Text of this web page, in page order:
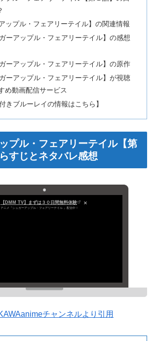
ップル・フェアリーテイル】の関連情報
ガーアップル・フェアリーテイル】の感想
ガーアップル・フェアリーテイル】の原作
ガーアップル・フェアリーテイル】が視聴
め動画配信サービス
付きブルーレイの情報はこちら】
プル・フェアリーテイル【第
すじとネタバレ感想
【DMM TV】まずは３０日間無料体験
アニメ『シュガーアップル・フェアリーテイル 』配信中！
チャンネルより引用